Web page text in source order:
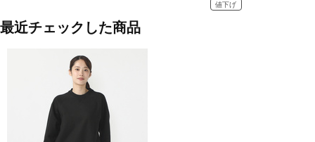
値下げ
最近チェックした商品